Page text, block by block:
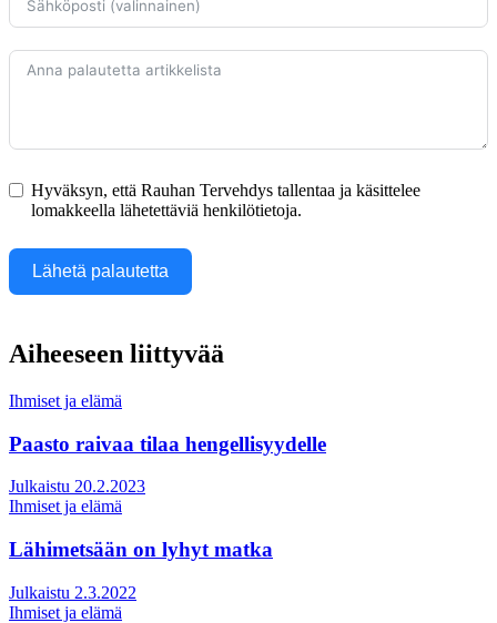
Hyväksyn, että Rauhan Tervehdys tallentaa ja käsittelee
lomakkeella lähetettäviä henkilötietoja.
Lähetä palautetta
Aiheeseen liittyvää
Ihmiset ja elämä
Paasto raivaa tilaa hengellisyydelle
Julkaistu 20.2.2023
Ihmiset ja elämä
Lähimetsään on lyhyt matka
Julkaistu 2.3.2022
Ihmiset ja elämä